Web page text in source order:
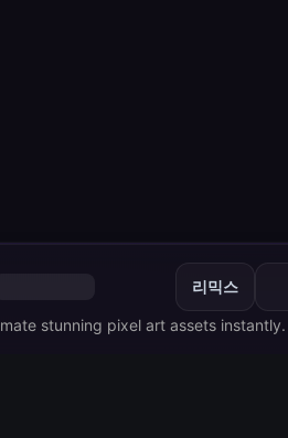
리믹스
stunning pixel art assets